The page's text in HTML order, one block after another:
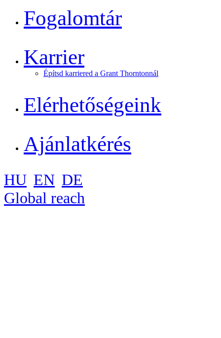
Fogalomtár
Karrier
Építsd karriered a Grant Thorntonnál
Elérhetőségeink
Ajánlatkérés
HU EN DE
Global reach